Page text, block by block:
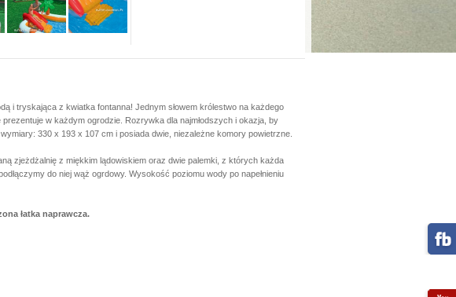
i tryskająca z kwiatka fontanna! Jednym słowem królestwo na każdego
w każdym ogrodzie. Rozrywka dla najmłodszych i okazja, by
330 x 193 x 107 cm i posiada dwie, niezależne komory powietrzne.
zjeżdżalnię z miękkim lądowiskiem oraz dwie palemki, z których każda
do niej wąż ogrdowy. Wysokość poziomu wody po napełnieniu
łatka naprawcza.